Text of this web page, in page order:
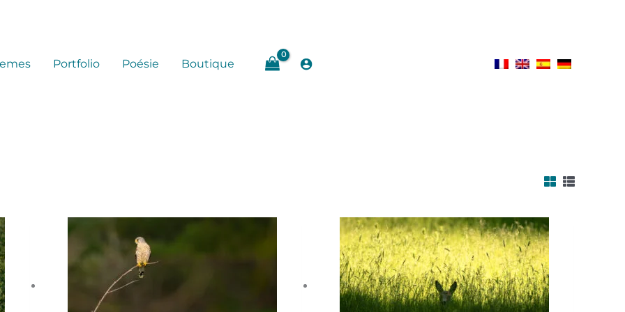
Portfolio Poésie Boutique